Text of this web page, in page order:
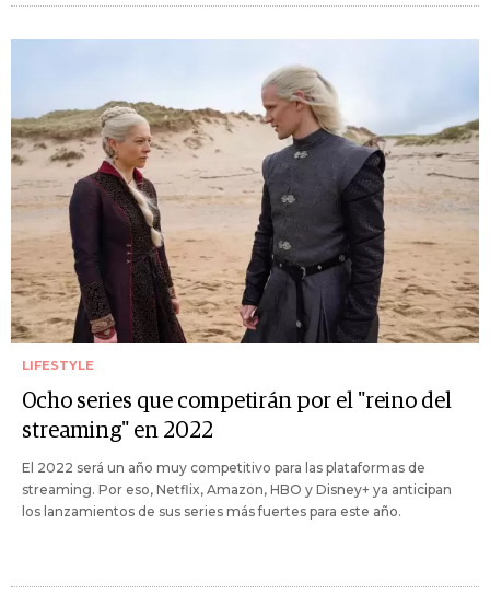
LIFESTYLE
Ocho series que competirán por el "reino del
streaming" en 2022
El 2022 será un año muy competitivo para las plataformas de
streaming. Por eso, Netflix, Amazon, HBO y Disney+ ya anticipan
los lanzamientos de sus series más fuertes para este año.